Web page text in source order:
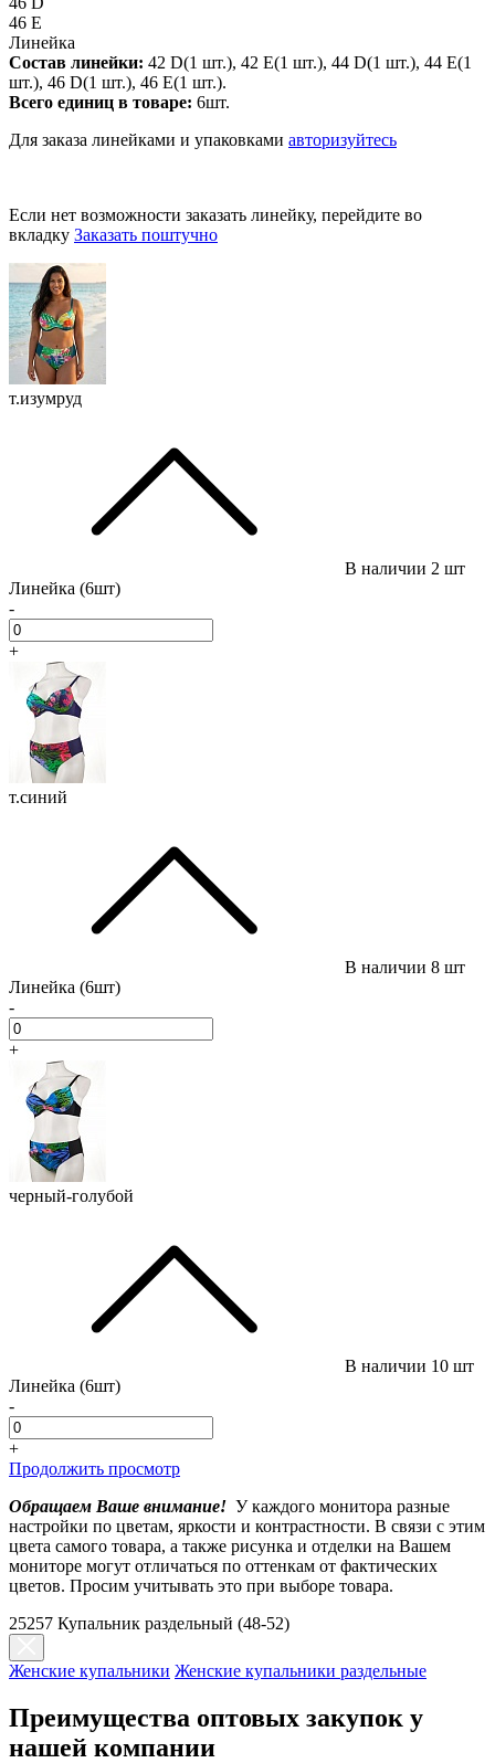
46 E
Линейка
Состав линейки: 42 D(1 шт.), 42 E(1 шт.), 44 D(1 шт.), 44 E(1
шт.), 46 D(1 шт.), 46 E(1 шт.).
Всего единиц в товаре: 6шт.
Для заказа линейками и упаковками авторизуйтесь
Если нет возможности заказать линейку, перейдите во
вкладку Заказать поштучно
т.изумруд
В наличии 2 шт
Линейка (6шт)
-
+
т.синий
В наличии 8 шт
Линейка (6шт)
-
+
черный-голубой
В наличии 10 шт
Линейка (6шт)
-
+
Продолжить просмотр
Обращаем Ваше внимание! У каждого монитора разные
настройки по цветам, яркости и контрастности. В связи с этим
цвета самого товара, а также рисунка и отделки на Вашем
мониторе могут отличаться по оттенкам от фактических
цветов. Просим учитывать это при выборе товара.
25257 Купальник раздельный (48-52)
Женские купальники Женские купальники раздельные
Преимущества оптовых закупок у
нашей компании